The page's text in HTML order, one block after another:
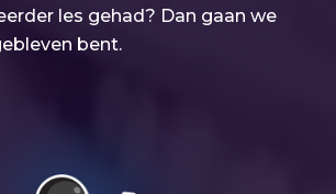
les gehad? Dan gaan we
bent.